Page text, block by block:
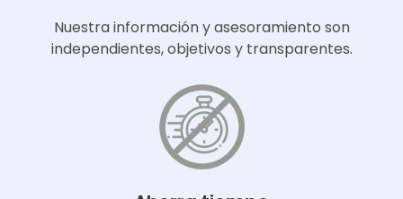
Nuestra información y asesoramiento son
independientes, objetivos y transparentes.